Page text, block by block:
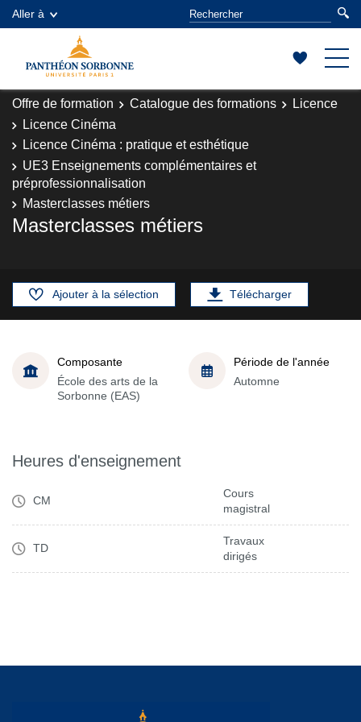
Aller à
Offre de formation Catalogue des formations
Licence
Licence Cinéma
Licence Cinéma : pratique et esthétique
UE3 Enseignements complémentaires et
préprofessionnalisation
Masterclasses métiers
Masterclasses métiers
Ajouter à la sélection Télécharger
Composante
École des arts de la
Sorbonne (EAS)
Période de l'année
Automne
Heures d'enseignement
CM
Cours
magistral
TD
Travaux
dirigés